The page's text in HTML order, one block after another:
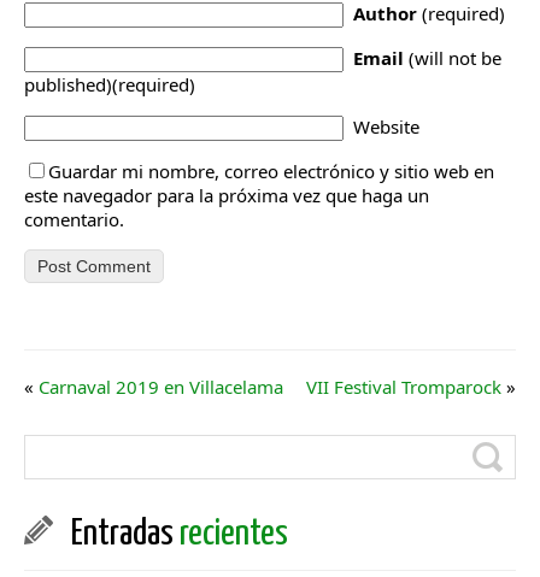
Author (required)
Email (will not be
published)(required)
Website
Guardar mi nombre, correo electrónico y sitio web en
este navegador para la próxima vez que haga un
comentario.
« Carnaval 2019 en Villacelama VII Festival Tromparock »
Entradas recientes